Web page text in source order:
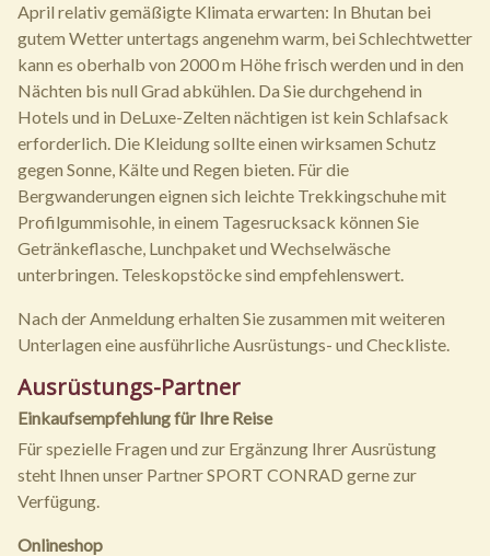
April relativ gemäßigte Klimata erwarten: In Bhutan bei
gutem Wetter untertags angenehm warm, bei Schlechtwetter
kann es oberhalb von 2000 m Höhe frisch werden und in den
Nächten bis null Grad abkühlen. Da Sie durchgehend in
Hotels und in DeLuxe-Zelten nächtigen ist kein Schlafsack
erforderlich. Die Kleidung sollte einen wirksamen Schutz
gegen Sonne, Kälte und Regen bieten. Für die
Bergwanderungen eignen sich leichte Trekkingschuhe mit
Profilgummisohle, in einem Tagesrucksack können Sie
Getränkeflasche, Lunchpaket und Wechselwäsche
unterbringen. Teleskopstöcke sind empfehlenswert.
Nach der Anmeldung erhalten Sie zusammen mit weiteren
Unterlagen eine ausführliche Ausrüstungs- und Checkliste.
Ausrüstungs-Partner
Einkaufsempfehlung für Ihre Reise
Für spezielle Fragen und zur Ergänzung Ihrer Ausrüstung
steht Ihnen unser Partner SPORT CONRAD gerne zur
Verfügung.
Onlineshop